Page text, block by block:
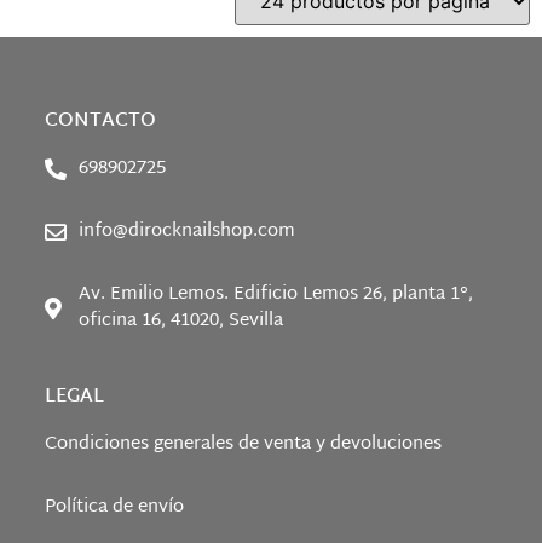
CONTACTO
698902725
info@dirocknailshop.com
Av. Emilio Lemos. Edificio Lemos 26, planta 1°,
oficina 16, 41020, Sevilla
LEGAL
Condiciones generales de venta y devoluciones
Política de envío